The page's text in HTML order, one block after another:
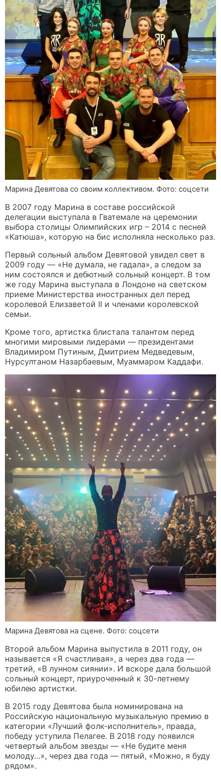
Марина Девятова со своим коллективом. Фото: соцсети
В 2007 году Марина в составе российской
делегации выступала в Гватемале на церемонии
выбора столицы Олимпийских игр – 2014 с песней
«Катюша», которую на бис исполняла несколько раз.
Первый сольный альбом Девятовой увидел свет в
2009 году — «Не думала, не гадала», а следом за
ним состоялся и дебютный сольный концерт. В том
же году Марина выступала в Лондоне на светском
приеме Министерства иностранных дел перед
королевой Елизаветой II и членами королевской
семьи.
Кроме того, артистка блистала талантом перед
многими мировыми лидерами — президентами
Владимиром Путиным, Дмитрием Медведевым,
Нурсултаном Назарбаевым, Муаммаром Каддафи.
Марина Девятова на сцене. Фото: соцсети
Второй альбом Марина выпустила в 2011 году, он
называется «Я счастливая», а через два года —
третий, «В лунном сиянии». И вскоре дала большой
сольный концерт, приуроченный к 30-летнему
юбилею артистки.
В 2015 году Девятова была номинирована на
Российскую национальную музыкальную премию в
категории «Лучший фолк-исполнитель», правда,
победу уступила Пелагее. В 2018 году появился
четвертый альбом звезды — «Не будите меня
молоду…», через два года — пятый, «Можно, я буду
рядом».